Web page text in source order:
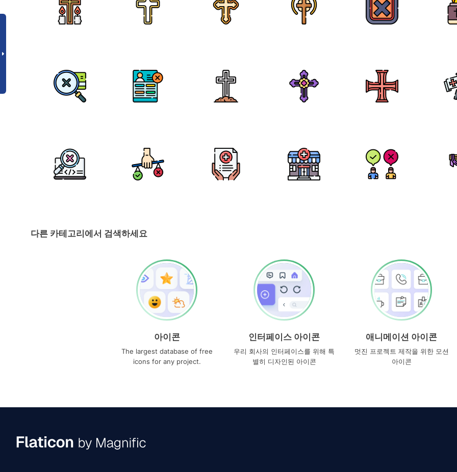
다른 카테고리에서 검색하세요
아이콘
The largest database of free
icons for any project.
인터페이스 아이콘
우리 회사의 인터페이스를 위해 특
별히 디자인된 아이콘
애니메이션 아이콘
멋진 프로젝트 제작을 위한 모션
아이콘